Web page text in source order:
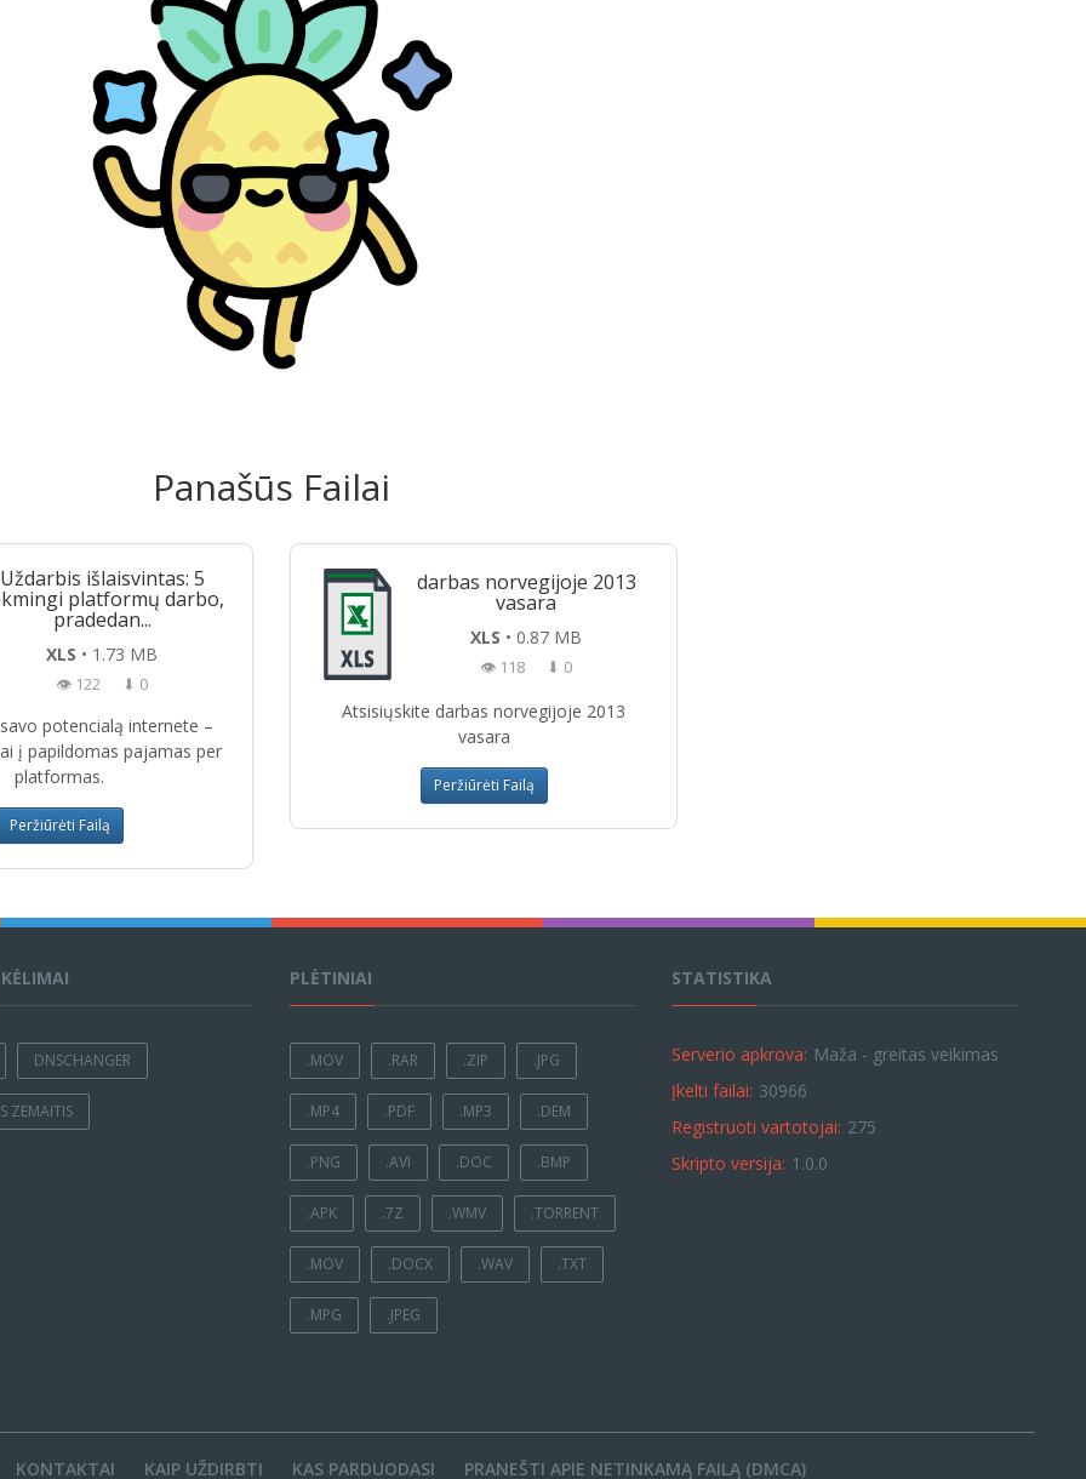
Panašūs Failai
Uždarbis išlaisvintas: 5
platformų darbo,
pradedan...
XLS • 1.73 MB
👁 122 ⬇ 0
potencialą internete –
į papildomas pajamas per
platformas.
Peržiūrėti Failą
darbas norvegijoje 2013
vasara
XLS • 0.87 MB
👁 118 ⬇ 0
Atsisiųskite darbas norvegijoje 2013
vasara
Peržiūrėti Failą
DNSCHANGER
ZEMAITIS
PLĖTINIAI
.MOV .RAR .ZIP .JPG
.MP4 .PDF .MP3 .DEM
.PNG .AVI .DOC .BMP
.APK .7Z .WMV .TORRENT
.MOV .DOCX .WAV .TXT
.MPG .JPEG
STATISTIKA
Serverio apkrova: Maža - greitas veikimas
Įkelti failai: 30966
Registruoti vartotojai: 275
Skripto versija: 1.0.0
KONTAKTAI KAIP UŽDIRBTI KAS PARDUODASI PRANEŠTI APIE NETINKAMĄ FAILĄ (DMCA)